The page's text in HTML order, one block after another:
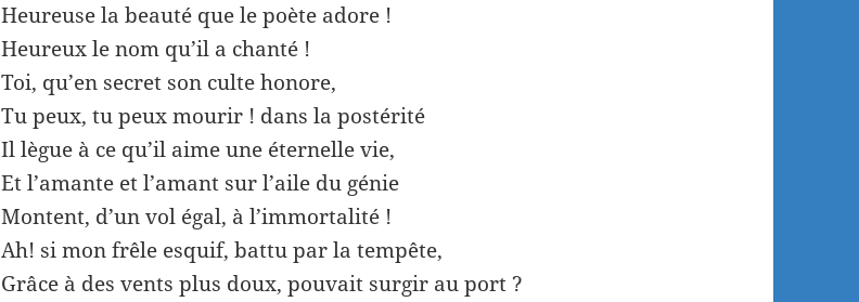
Heureuse la beauté que le poète adore !
Heureux le nom qu’il a chanté !
Toi, qu’en secret son culte honore,
Tu peux, tu peux mourir ! dans la postérité
Il lègue à ce qu’il aime une éternelle vie,
Et l’amante et l’amant sur l’aile du génie
Montent, d’un vol égal, à l’immortalité !
Ah! si mon frêle esquif, battu par la tempête,
Grâce à des vents plus doux, pouvait surgir au port ?